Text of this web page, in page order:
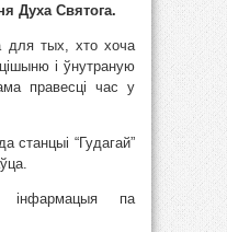
Духа Святога.
для тых, хто хоча
і ўнутраную
правесці час у
станцыі “Гудагай”
інфармацыя па